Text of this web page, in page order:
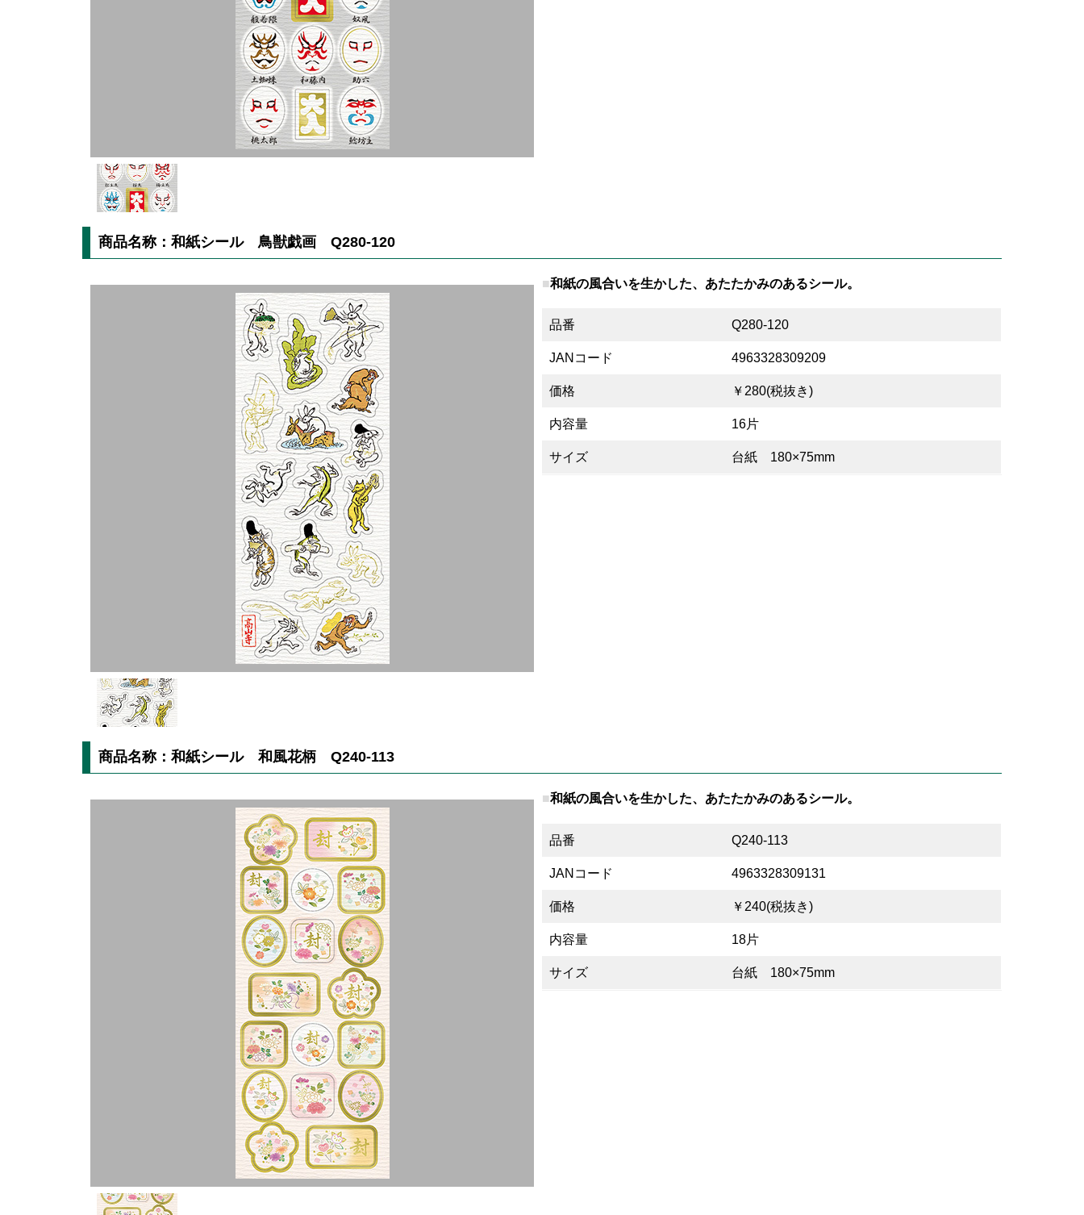
商品名称：和紙シール 鳥獣戯画 Q280-120
和紙の風合いを生かした、あたたかみのあるシール。
品番 Q280-120
JANコード 4963328309209
価格 ￥280(税抜き)
内容量 16片
サイズ 台紙 180×75mm
商品名称：和紙シール 和風花柄 Q240-113
和紙の風合いを生かした、あたたかみのあるシール。
品番 Q240-113
JANコード 4963328309131
価格 ￥240(税抜き)
内容量 18片
サイズ 台紙 180×75mm